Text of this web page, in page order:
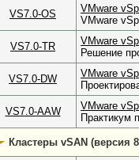
VS7.0-OS
VMware
VMware
VS7.0-TR
VMware
Решение
VS7.0-DW
VMware
VS7.0-AAW
VMware
Практикум
Кластеры vSAN (версия